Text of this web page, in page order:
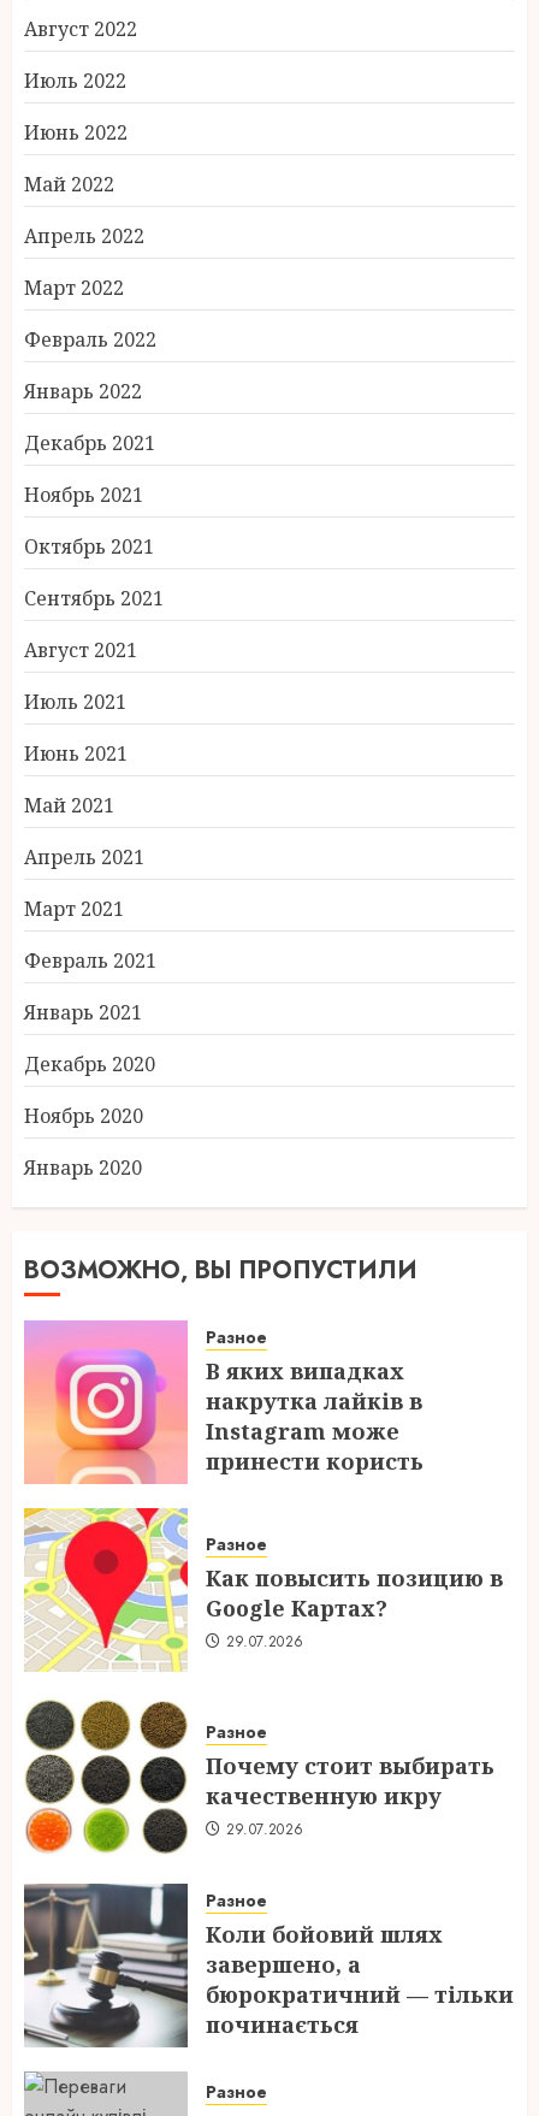
Август 2022
Июль 2022
Июнь 2022
Май 2022
Апрель 2022
Март 2022
Февраль 2022
Январь 2022
Декабрь 2021
Ноябрь 2021
Октябрь 2021
Сентябрь 2021
Август 2021
Июль 2021
Июнь 2021
Май 2021
Апрель 2021
Март 2021
Февраль 2021
Январь 2021
Декабрь 2020
Ноябрь 2020
Январь 2020
ВОЗМОЖНО, ВЫ ПРОПУСТИЛИ
Разное
В яких випадках
накрутка лайків в
Instagram може
принести користь
Разное
Как повысить позицию в
Google Картах?
29.07.2026
Разное
Почему стоит выбирать
качественную икру
29.07.2026
Разное
Коли бойовий шлях
завершено, а
бюрократичний — тільки
починається
Разное